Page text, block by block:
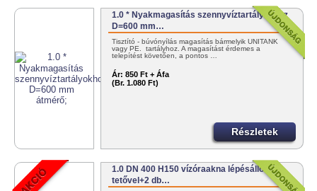
1.0 * Nyakmagasítás szennyvíztartályokhoz
D=600 mm…
Tisztító - búvónyílás magasítás bármelyik UNITANK
vagy PE. tartályhoz. A magasítást érdemes a
telepítést követően, a pontos …
Ár: 850 Ft + Áfa
(Br. 1.080 Ft)
Részletek
1.0 DN 400 H150 vízóraakna lépésálló
tetővel+2 db…